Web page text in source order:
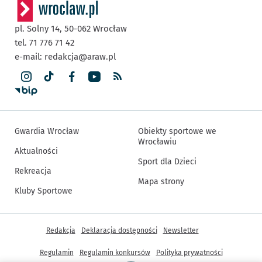
pl. Solny 14, 50-062 Wrocław
tel. 71 776 71 42
e-mail: redakcja@araw.pl
Gwardia Wrocław
Aktualności
Rekreacja
Kluby Sportowe
Obiekty sportowe we
Wrocławiu
Sport dla Dzieci
Mapa strony
Inne informacje
Redakcja Deklaracja dostępności Newsletter
Regulamin Regulamin konkursów Polityka prywatności